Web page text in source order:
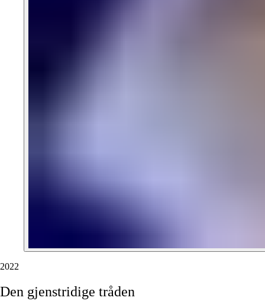
2022
Den gjenstridige tråden